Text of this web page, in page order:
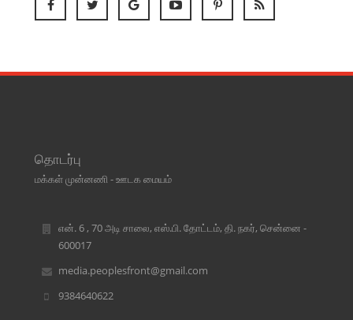
தொடர்பு
மக்கள் முன்னணி - ஊடக மையம்
என். 6 , 70 அடி சாலை, எஸ்.பி. தோட்டம், தி. நகர், சென்னை -
600017
media.peoplesfront@gmail.com
9384640622